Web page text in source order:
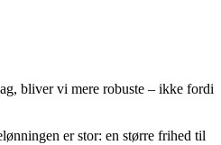
bliver vi mere robuste – ikke fordi
er stor: en større frihed til